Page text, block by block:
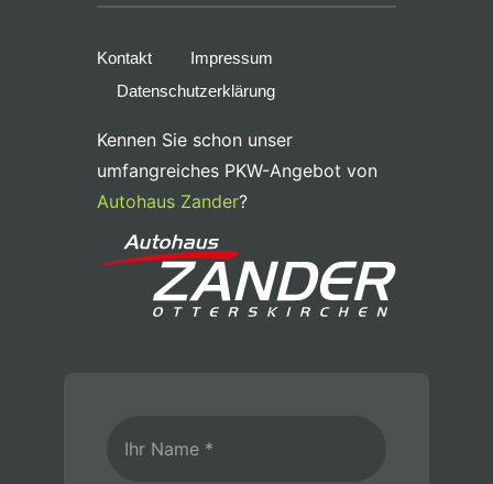
Kontakt
Impressum
Datenschutzerklärung
Kennen Sie schon unser
umfangreiches PKW-Angebot von
Autohaus Zander?